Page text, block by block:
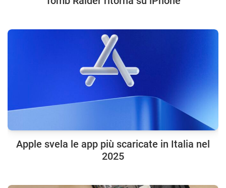
Apple svela le app più scaricate in Italia nel
2025